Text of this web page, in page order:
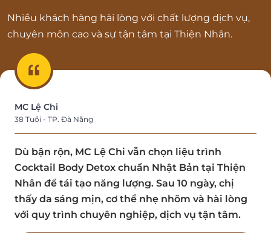
Nhiều khách hàng hài lòng với chất lượng dịch vụ,
chuyên môn cao và sự tận tâm tại Thiện Nhân.
MC Lệ Chi
38 Tuổi - TP. Đà Nẵng
Dù bận rộn, MC Lệ Chi vẫn chọn liệu trình
Cocktail Body Detox chuẩn Nhật Bản tại Thiện
Nhân để tái tạo năng lượng. Sau 10 ngày, chị
thấy da sáng mịn, cơ thể nhẹ nhõm và hài lòng
với quy trình chuyên nghiệp, dịch vụ tận tâm.